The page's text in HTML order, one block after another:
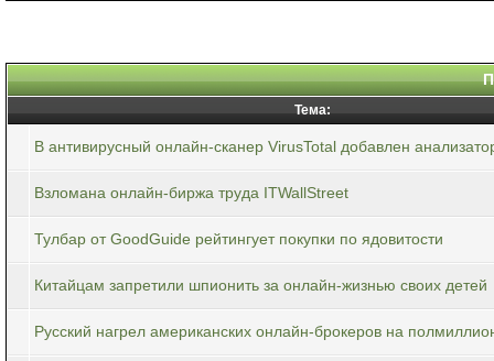
Тема:
В антивирусный онлайн-сканер VirusTotal добавлен
Взломана онлайн-биржа труда ITWallStreet
Тулбар от GoodGuide рейтингует покупки по ядовитости
Китайцам запретили шпионить за онлайн-жизнью своих детей
Русский нагрел американских онлайн-брокеров на